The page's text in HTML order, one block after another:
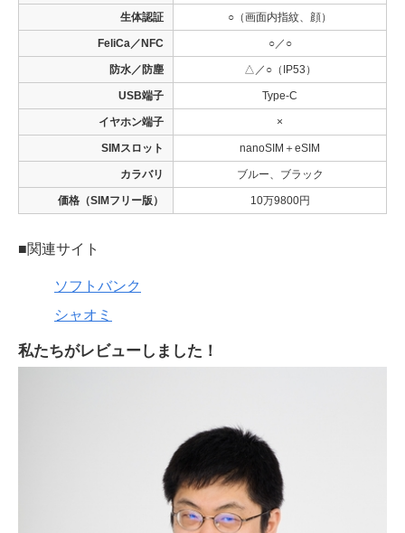
生体認証 ○（画面内指紋、顔）
FeliCa／NFC ○／○
防水／防塵 △／○（IP53）
USB端子 Type-C
イヤホン端子 ×
SIMスロット nanoSIM＋eSIM
カラバリ ブルー、ブラック
価格（SIMフリー版） 10万9800円
■関連サイト
ソフトバンク
シャオミ
私たちがレビューしました！